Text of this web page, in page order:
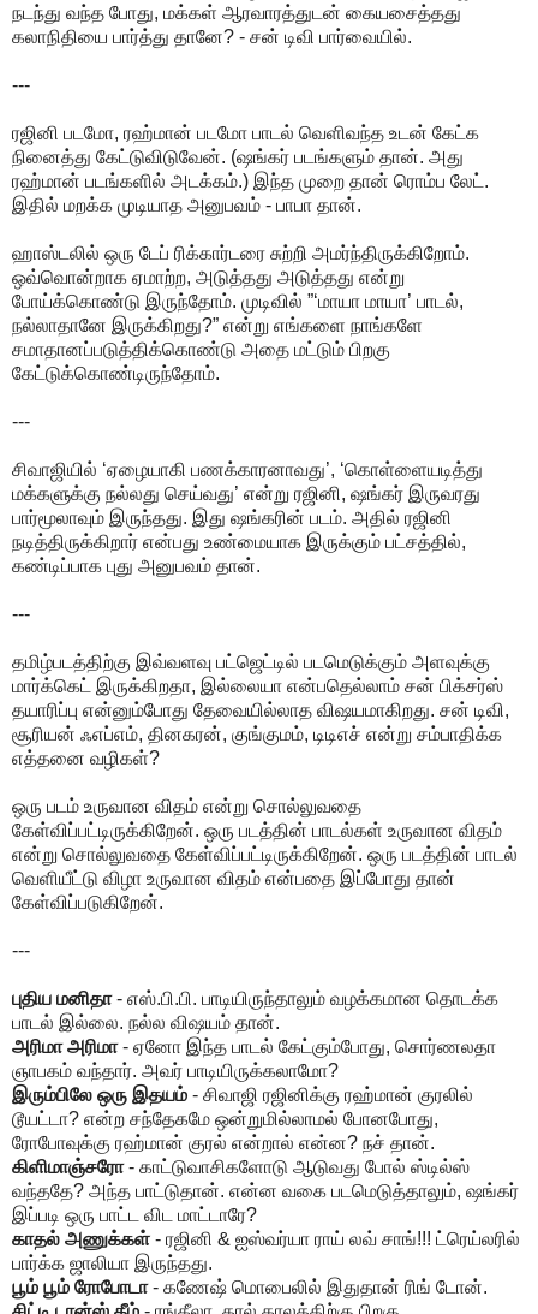
நடந்து வந்த போது, மக்கள் ஆரவாரத்துடன் கையசைத்தது
கலாநிதியை பார்த்து தானே? - சன் டிவி பார்வையில்.
---
ரஜினி படமோ, ரஹ்மான் படமோ பாடல் வெளிவந்த உடன் கேட்க
நினைத்து கேட்டுவிடுவேன். (ஷங்கர் படங்களும் தான். அது
ரஹ்மான் படங்களில் அடக்கம்.) இந்த முறை தான் ரொம்ப லேட்.
இதில் மறக்க முடியாத அனுபவம் - பாபா தான்.
ஹாஸ்டலில் ஒரு டேப் ரிக்கார்டரை சுற்றி அமர்ந்திருக்கிறோம்.
ஒவ்வொன்றாக ஏமாற்ற, அடுத்தது அடுத்தது என்று
போய்க்கொண்டு இருந்தோம். முடிவில் ”‘மாயா மாயா’ பாடல்,
நல்லாதானே இருக்கிறது?” என்று எங்களை நாங்களே
சமாதானப்படுத்திக்கொண்டு அதை மட்டும் பிறகு
கேட்டுக்கொண்டிருந்தோம்.
---
சிவாஜியில் ‘ஏழையாகி பணக்காரனாவது’, ‘கொள்ளையடித்து
மக்களுக்கு நல்லது செய்வது’ என்று ரஜினி, ஷங்கர் இருவரது
பார்மூலாவும் இருந்தது. இது ஷங்கரின் படம். அதில் ரஜினி
நடித்திருக்கிறார் என்பது உண்மையாக இருக்கும் பட்சத்தில்,
கண்டிப்பாக புது அனுபவம் தான்.
---
தமிழ்படத்திற்கு இவ்வளவு பட்ஜெட்டில் படமெடுக்கும் அளவுக்கு
மார்க்கெட் இருக்கிறதா, இல்லையா என்பதெல்லாம் சன் பிக்சர்ஸ்
தயாரிப்பு என்னும்போது தேவையில்லாத விஷயமாகிறது. சன் டிவி,
சூரியன் ஃஎப்எம், தினகரன், குங்குமம், டிடிஎச் என்று சம்பாதிக்க
எத்தனை வழிகள்?
ஒரு படம் உருவான விதம் என்று சொல்லுவதை
கேள்விப்பட்டிருக்கிறேன். ஒரு படத்தின் பாடல்கள் உருவான விதம்
என்று சொல்லுவதை கேள்விப்பட்டிருக்கிறேன். ஒரு படத்தின் பாடல்
வெளியீட்டு விழா உருவான விதம் என்பதை இப்போது தான்
கேள்விப்படுகிறேன்.
---
புதிய மனிதா- எஸ்.பி.பி. பாடியிருந்தாலும் வழக்கமான தொடக்க
பாடல் இல்லை. நல்ல விஷயம் தான்.
அரிமா அரிமா- ஏனோ இந்த பாடல் கேட்கும்போது, சொர்ணலதா
ஞாபகம் வந்தார். அவர் பாடியிருக்கலாமோ?
இரும்பிலே ஒரு இதயம் - சிவாஜி ரஜினிக்கு ரஹ்மான் குரலில்
டூயட்டா? என்ற சந்தேகமே ஒன்றுமில்லாமல் போனபோது,
ரோபோவுக்கு ரஹ்மான் குரல் என்றால் என்ன? நச் தான்.
கிளிமாஞ்சரோ- காட்டுவாசிகளோடு ஆடுவது போல் ஸ்டில்ஸ்
வந்ததே? அந்த பாட்டுதான். என்ன வகை படமெடுத்தாலும், ஷங்கர்
இப்படி ஒரு பாட்ட விட மாட்டாரே?
காதல் அணுக்கள் - ரஜினி & ஐஸ்வர்யா ராய் லவ் சாங்!!! ட்ரெய்லரில்
பார்க்க ஜாலியா இருந்தது.
பூம் பூம் ரோபோடா- கணேஷ் மொபைலில் இதுதான் ரிங் டோன்.